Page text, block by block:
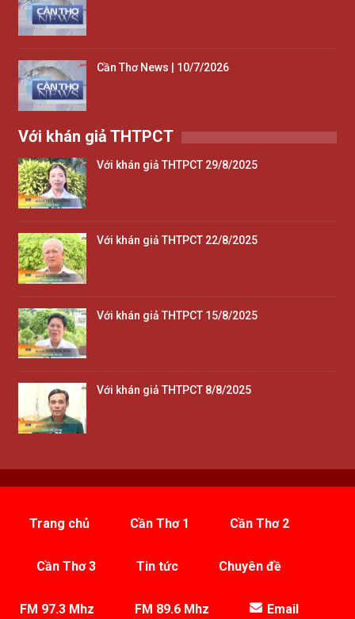
Cần Thơ News | 10/7/2026
Với khán giả THTPCT
Với khán giả THTPCT 29/8/2025
Với khán giả THTPCT 22/8/2025
Với khán giả THTPCT 15/8/2025
Với khán giả THTPCT 8/8/2025
Trang chủ Cần Thơ 1 Cần Thơ 2
Cần Thơ 3 Tin tức Chuyên đề
FM 97.3 Mhz FM 89.6 Mhz Email